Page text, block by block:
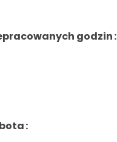
godzin